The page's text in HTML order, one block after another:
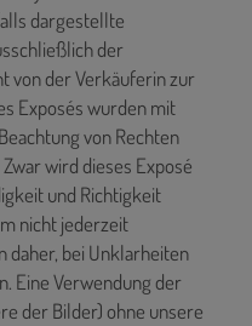
dargestellte
der
von der Verkäuferin zur
Exposés wurden mit
von Rechten
wird dieses Exposé
und Richtigkeit
nicht jederzeit
daher, bei Unklarheiten
Eine Verwendung der
der Bilder) ohne unsere